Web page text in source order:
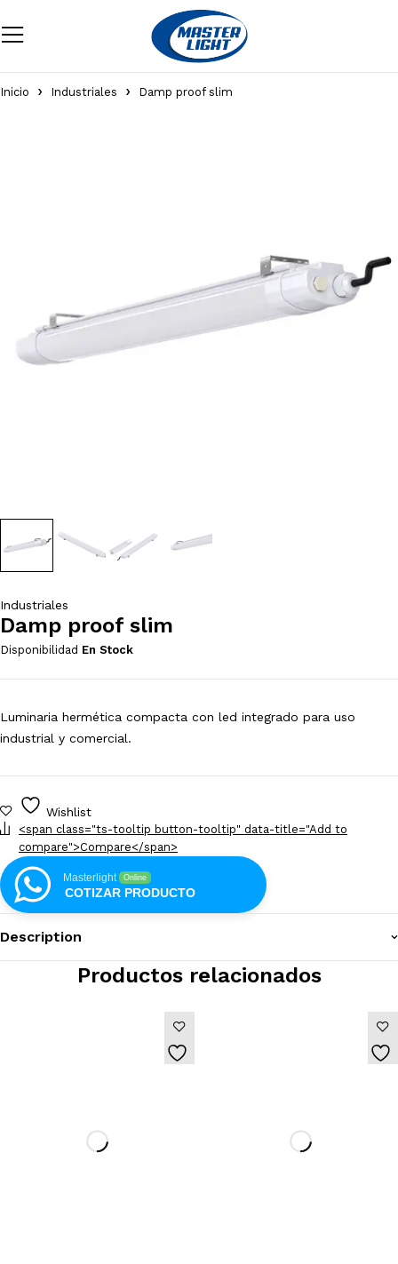
Inicio Industriales Damp proof slim
Industriales
Damp proof slim
Disponibilidad En Stock
Luminaria hermética compacta con led integrado para uso
industrial y comercial.
Wishlist
<span class="ts-tooltip button-tooltip" data-title="Add to
compare">Compare</span>
Masterlight Online
COTIZAR PRODUCTO
Description
Productos relacionados